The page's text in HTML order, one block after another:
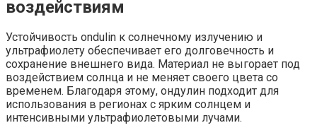
воздействиям
Устойчивость ondulin к солнечному излучению и
ультрафиолету обеспечивает его долговечность и
сохранение внешнего вида. Материал не выгорает под
воздействием солнца и не меняет своего цвета со
временем. Благодаря этому, ондулин подходит для
использования в регионах с ярким солнцем и
интенсивными ультрафиолетовыми лучами.